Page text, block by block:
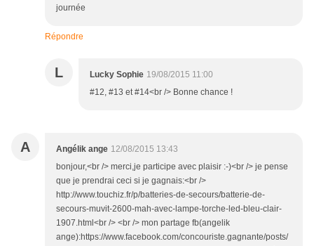
journée
Répondre
L Lucky Sophie 19/08/2015 11:00
#12, #13 et #14<br /> Bonne chance !
A Angélik ange 12/08/2015 13:43
bonjour,<br /> merci,je participe avec plaisir :-)<br /> je pense
que je prendrai ceci si je gagnais:<br />
http://www.touchiz.fr/p/batteries-de-secours/batterie-de-
secours-muvit-2600-mah-avec-lampe-torche-led-bleu-clair-
1907.html<br /> <br /> mon partage fb(angelik
ange):https://www.facebook.com/concouriste.gagnante/posts/